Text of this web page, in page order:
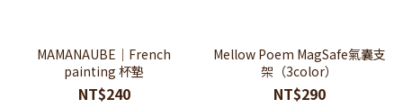
MAMANAUBE｜French
painting 杯墊
NT$240
Mellow Poem MagSafe氣囊支
架（3color）
NT$290